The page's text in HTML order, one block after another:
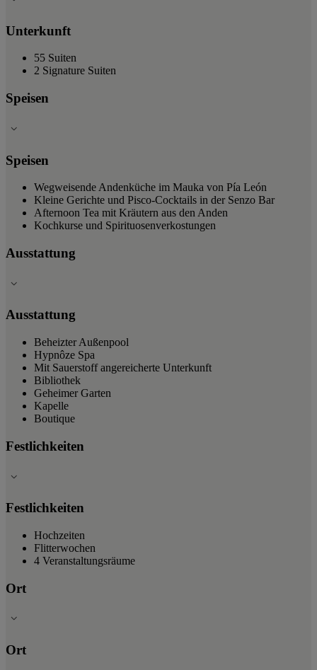
Unterkunft
55 Suiten
2 Signature Suiten
Speisen
Speisen
Wegweisende Andenküche im Mauka von Pía León
Kleine Gerichte und Pisco-Cocktails in der Senzo Bar
Afternoon Tea mit Kräutern aus den Anden
Kochkurse und Spirituosenverkostungen
Ausstattung
Ausstattung
Beheizter Außenpool
Hypnôze Spa
Mit Sauerstoff angereicherte Unterkunft
Bibliothek
Geheimer Garten
Kapelle
Boutique
Festlichkeiten
Festlichkeiten
Hochzeiten
Flitterwochen
4 Veranstaltungsräume
Ort
Ort